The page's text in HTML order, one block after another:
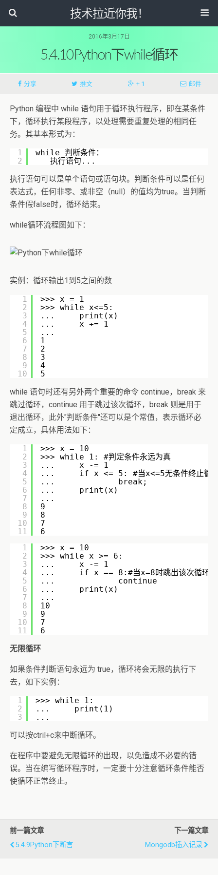
技术拉近你我！
2016年3月17日
5.4.10Python下while循环
分享 推文 + 1 邮件
Python 编程中 while 语句用于循环执行程序，即在某条件
下，循环执行某段程序，以处理需要重复处理的相同任
务。其基本形式为：
1
2
while 判断条件：
执行语句...
执行语句可以是单个语句或语句块。判断条件可以是任何
表达式，任何非零、或非空（null）的值均为true。当判断
条件假false时，循环结束。
while循环流程图如下：
实例：循环输出1到5之间的数
1
2
3
4
5
6
7
8
9
10
>>> x = 1
>>> while x<=5:
...     print(x)
...     x += 1
...
1
2
3
4
5
while 语句时还有另外两个重要的命令 continue，break 来
跳过循环，continue 用于跳过该次循环，break 则是用于
退出循环，此外"判断条件"还可以是个常值，表示循环必
定成立，具体用法如下：
1
2
3
4
5
6
7
8
9
10
11
>>> x = 10
>>> while 1: #判定条件永远为真
...     x -= 1
...     if x <= 5: #当x<=5无条件终止循
...             break;
...     print(x)
...
9
8
7
6
1
2
3
4
5
6
7
8
9
10
11
>>> x = 10
>>> while x >= 6:
...     x -= 1
...     if x == 8:#当x=8时跳出该次循环，
...             continue
...     print(x)
...
10
9
7
6
无限循环
如果条件判断语句永远为 true，循环将会无限的执行下
去，如下实例：
1
2
3
>>> while 1:
...     print(1)
...
可以按ctril+c来中断循环。
在程序中要避免无限循环的出现，以免造成不必要的错
误。当在编写循环程序时，一定要十分注意循环条件能否
使循环正常终止。
前一篇文章
5.4.9Python下断言
下一篇文章
Mongodb插入记录